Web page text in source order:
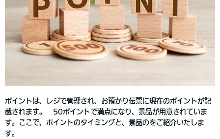
ポイントは、レジで管理され、お預かり伝票に現在のポイントが記
載されます。 50ポイントで満点になり、景品が用意されていま
す。ここで、ポイントのタイミングと、景品のをご紹介いたしま
す。